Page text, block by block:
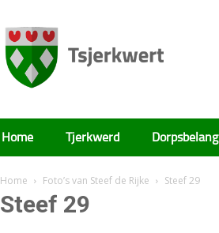
Tsjerkwert
Home Tjerkwerd Dorpsbelang
Home Foto’s van Steef de Rijke Steef 29
Steef 29